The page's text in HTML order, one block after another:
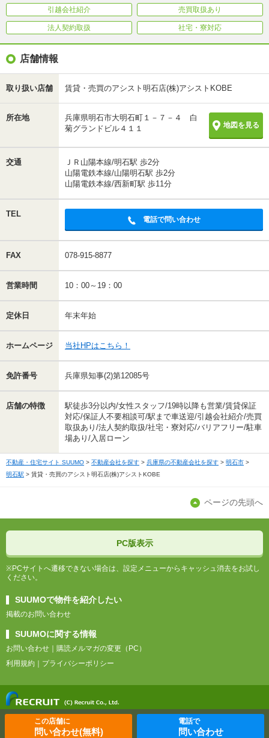
引越会社紹介 売買取扱あり
法人契約取扱 社宅・寮対応
店舗情報
取り扱い店舗 賃貸・売買のアシスト明石店(株)アシストKOBE
所在地
兵庫県明石市大明石町１－７－４ 白
菊グランドビル４１１
地図を見る
交通
ＪＲ山陽本線/明石駅 歩2分
山陽電鉄本線/山陽明石駅 歩2分
山陽電鉄本線/西新町駅 歩11分
TEL
電話で問い合わせ
FAX 078-915-8877
営業時間 10：00～19：00
定休日 年末年始
ホームページ 当社HPはこちら！
免許番号 兵庫県知事(2)第12085号
店舗の特徴
駅徒歩3分以内/女性スタッフ/19時以降も営業/賃貸保証
対応/保証人不要相談可/駅まで車送迎/引越会社紹介/売買
取扱あり/法人契約取扱/社宅・寮対応/バリアフリー/駐車
場あり/入居ローン
この店舗に
問い合わせ(無料)
電話で
問い合わせ
不動産・住宅サイト SUUMO 不動産会社を探す 兵庫県の不動産会社を探す
明石市
明石駅
賃貸・売買のアシスト明石店(株)アシストKOBE
ページの先頭へ
PC版表示
※PCサイトへ遷移できない場合は、設定メニューからキャッシュ消去をお試し
ください。
SUUMOで物件を紹介したい
掲載のお問い合わせ
SUUMOに関する情報
お問い合わせ
購読メルマガの変更（PC）
利用規約
プライバシーポリシー